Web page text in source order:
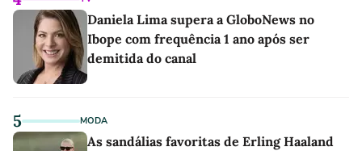
Daniela Lima supera a GloboNews no
Ibope com frequência 1 ano após ser
demitida do canal
5 MODA
As sandálias favoritas de Erling Haaland